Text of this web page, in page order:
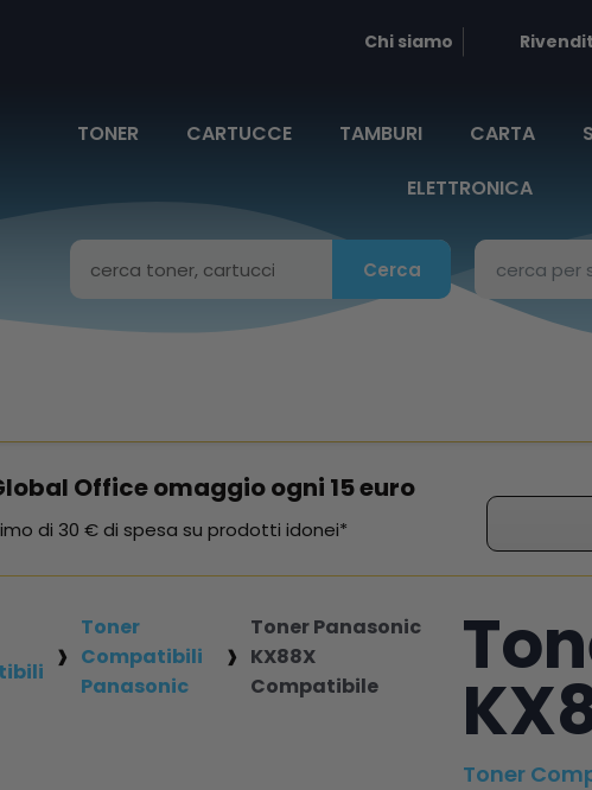
Chi siamo
TONER CARTUCCE TAMBURI CARTA
ELETTRONICA
Cerca
Office omaggio ogni 15 euro
di 30 € di spesa su prodotti idonei*
Toner
Compatibili
Panasonic
Toner Panasonic
KX88X
Compatibile
Toner